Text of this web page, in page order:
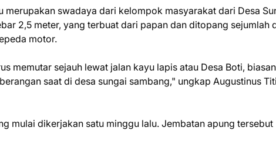
swadaya dari kelompok masyarakat dari Desa
2,5 meter, yang terbuat dari papan dan ditopang sejumlah
motor.
memutar sejauh lewat jalan kayu lapis atau Desa Boti,
saat di desa sungai sambang," ungkap Augustinus
mulai dikerjakan satu minggu lalu. Jembatan apung tersebut